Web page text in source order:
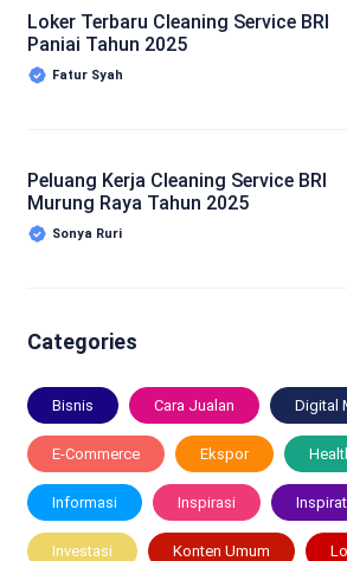
Loker Terbaru Cleaning Service BRI
Paniai Tahun 2025
Fatur Syah
Peluang Kerja Cleaning Service BRI
Murung Raya Tahun 2025
Sonya Ruri
Categories
Bisnis Cara Jualan Digital
E-Commerce Ekspor
Informasi Inspirasi
Investasi Konten Umum